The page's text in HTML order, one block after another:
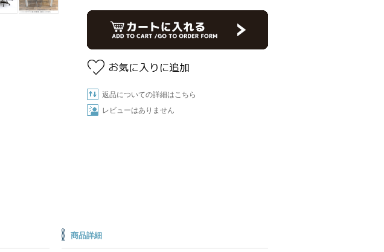
返品についての詳細はこちら
レビューはありません
商品詳細